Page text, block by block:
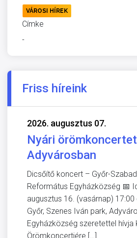
VÁROSI HÍREK
Címke
-
Friss híreink
2026. augusztus 07.
Nyári
Adyvárosban
Dicsőítő koncert – Győr-
Református Egyházközség 📅
augusztus 16. (vasárnap) 17:00
Győr, Szenes Iván park,
Egyházközség szeretettel hívja
Örömkoncertjére […]